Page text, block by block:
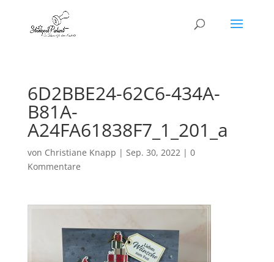
6D2BBE24-62C6-434A-
B81A-
A24FA61838F7_1_201_a
von Christiane Knapp | Sep. 30, 2022| 0
Kommentare